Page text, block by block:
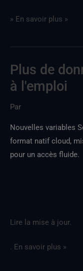
» En savoir plus »
Plus de
à l'emploi
Par
Nouvelles variables
format natif cloud,
pour un accès fluide.
Lire la mise à jour.
Davantage
de
Sentinel,
à
. En savoir plus »